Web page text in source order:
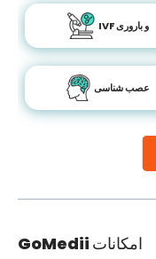
IVF و باروری
عصب شناسی
GoMedii امکانات